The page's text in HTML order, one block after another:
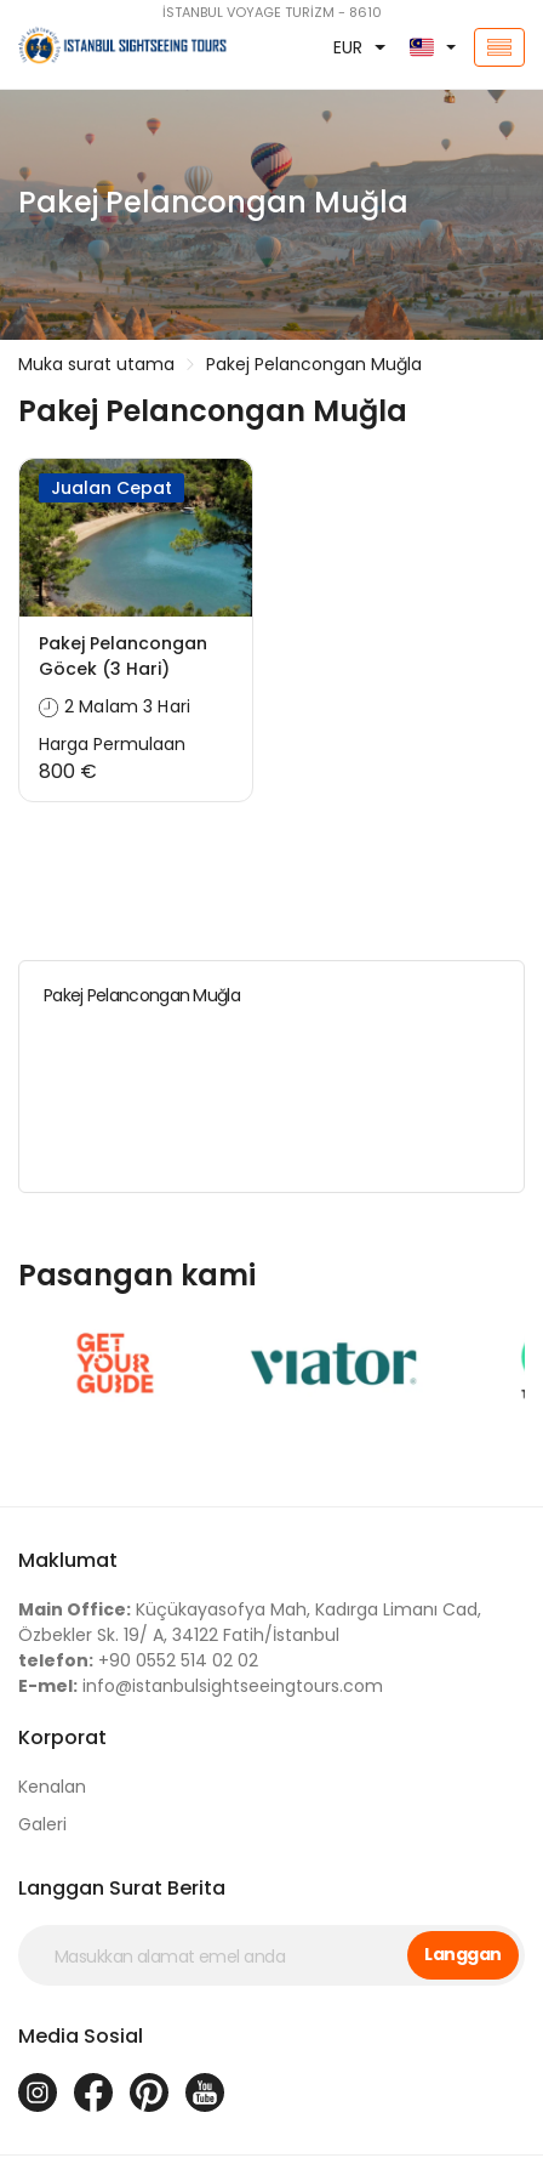
İSTANBUL VOYAGE TURİZM - 8610
EUR
Pakej Pelancongan Muğla
Muka surat utama Pakej Pelancongan Muğla
Pakej Pelancongan Muğla
Jualan Cepat
Pakej Pelancongan
Göcek (3 Hari)
2 Malam 3 Hari
Harga Permulaan
800 €
Pakej Pelancongan Muğla
Pasangan kami
Maklumat
Main Office: Küçükayasofya Mah, Kadırga Limanı Cad,
Özbekler Sk. 19/ A, 34122 Fatih/İstanbul
telefon: +90 0552 514 02 02
E-mel: info@istanbulsightseeingtours.com
Korporat
Kenalan
Galeri
Langgan Surat Berita
Langgan
Media Sosial